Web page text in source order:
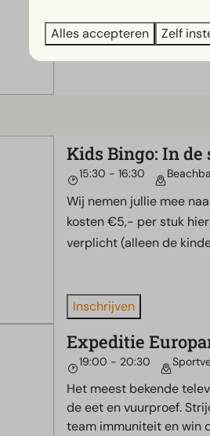
Kids Bingo: In
15:30 - 16:30
Wij nemen jullie mee
kosten €5,- per stuk
verplicht (alleen de
Inschrijven
Expeditie
19:00 - 20:30
Het meest bekende
de eet en vuurproef.
team immuniteit en win
Alles accepteren Zelf